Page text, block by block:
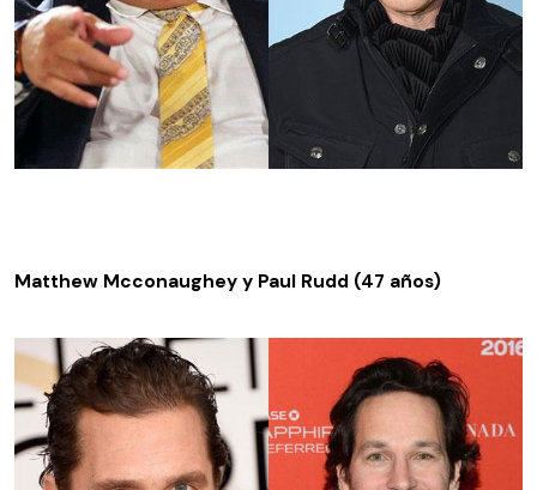
Matthew Mcconaughey y Paul Rudd (47 años)